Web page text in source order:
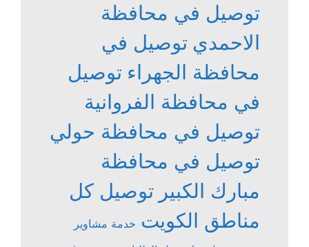
توصيل في محافظة
الاحمدي توصيل في
محافظة الجهراء توصيل
في محافظة الفروانية
توصيل في محافظة حولي
توصيل في محافظة
مبارك الكبير توصيل كل
مناطق الكويت خدمة مشاوير